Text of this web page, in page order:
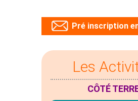
Pré inscription
Les
CÔTÉ